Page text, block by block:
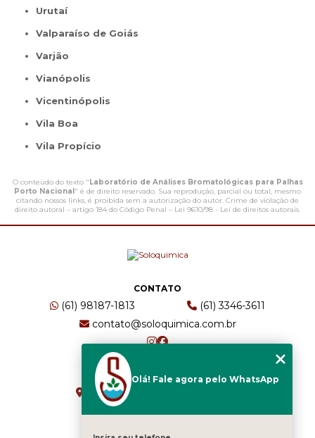
Urutaí
Valparaíso de Goiás
Varjão
Vianópolis
Vicentinópolis
Vila Boa
Vila Propício
O conteúdo do texto " Laboratório de Análises Bromatológicas para Palhas
Porto Nacional " é de direito reservado. Sua reprodução, parcial ou total, mesmo
citando nossos links, é proibida sem a autorização do autor. Crime de violação de
direito autoral – artigo 184 do Código Penal – Lei 9610/98 - Lei de direitos autorais.
CONTATO
(61) 98187-1813
(61) 3346-3611
contato@soloquimica.com.br
ENDEREÇO
CRS 511 Sul, Bl B, Sl 49 - Asa Sul
Brasília - DF - CEP: 70361-520
Olá! Fale agora pelo WhatsApp